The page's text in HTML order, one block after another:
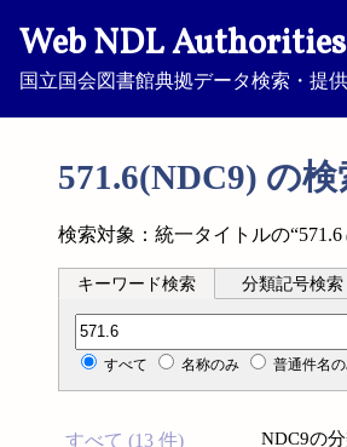
Web NDL Authorities
国立国会図書館典拠データ検索・提
571.6(NDC9) の
検索対象：統一タイトルの“571.6
キーワード検索 分類記号検索
分類記号検索
すべて 名称のみ 普通件名
すべて (13 件)
NDC9の